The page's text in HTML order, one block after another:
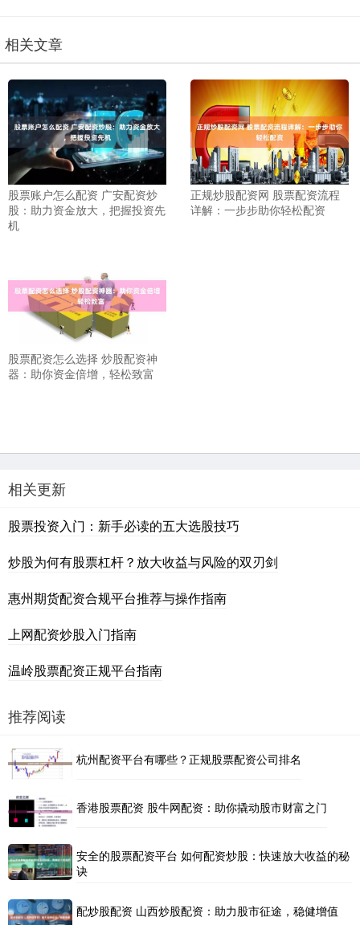
相关文章
股票账户怎么配资 广安配资炒
股：助力资金放大，把握投资先
机
正规炒股配资网 股票配资流程
详解：一步步助你轻松配资
股票配资怎么选择 炒股配资神
器：助你资金倍增，轻松致富
相关更新
股票投资入门：新手必读的五大选股技巧
炒股为何有股票杠杆？放大收益与风险的双刃剑
惠州期货配资合规平台推荐与操作指南
上网配资炒股入门指南
温岭股票配资正规平台指南
推荐阅读
杭州配资平台有哪些？正规股票配资公司排名
香港股票配资 股牛网配资：助你撬动股市财富之门
安全的股票配资平台 如何配资炒股：快速放大收益的秘
诀
配炒股配资 山西炒股配资：助力股市征途，稳健增值